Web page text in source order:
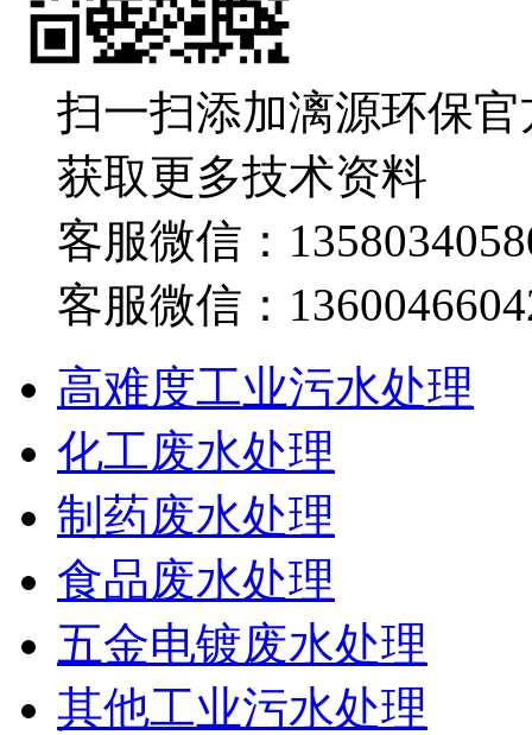
扫一扫添加漓源环保
获取更多技术资料
客服微信：
客服微信：
高难度工业污水处理
化工废水处理
制药废水处理
食品废水处理
五金电镀废水处理
其他工业污水处理